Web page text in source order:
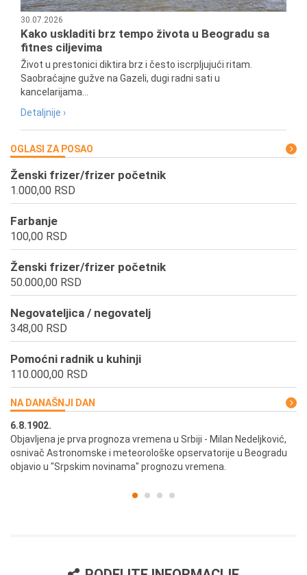
30.07.2026
Kako uskladiti brz tempo života u Beogradu sa
fitnes ciljevima
Život u prestonici diktira brz i često iscrpljujući ritam.
Saobraćajne gužve na Gazeli, dugi radni sati u
kancelarijama...
Detaljnije ›
OGLASI ZA POSAO
Ženski frizer/frizer početnik
1.000,00 RSD
Farbanje
100,00 RSD
Ženski frizer/frizer početnik
50.000,00 RSD
Negovateljica / negovatelj
348,00 RSD
Pomoćni radnik u kuhinji
110.000,00 RSD
NA DANAŠNJI DAN
6.8.1902.
Objavljena je prva prognoza vremena u Srbiji - Milan Nedeljković,
osnivač Astronomske i meteorološke opservatorije u Beogradu
objavio u "Srpskim novinama" prognozu vremena.